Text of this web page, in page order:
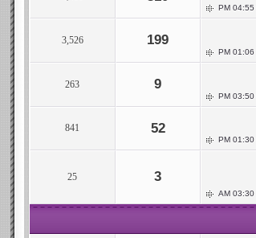
04:55 PM
01:06 PM
199
3,526
03:50 PM
9
263
01:30 PM
52
841
03:30 AM
3
25